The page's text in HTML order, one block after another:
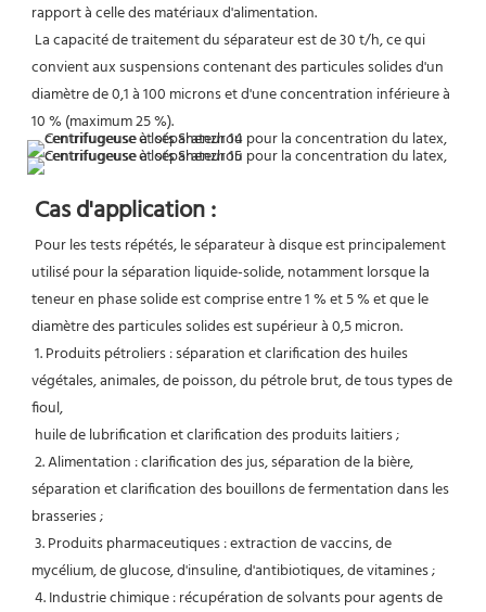
rapport à celle des matériaux d'alimentation.
convient aux suspensions contenant des particules solides d'un
diamètre de 0,1 à 100 microns et d'une concentration inférieure à
10 % (maximum 25 %).
Cas d'application :
Pour les tests répétés, le séparateur à disque est principalement
utilisé pour la séparation liquide-solide, notamment lorsque la
teneur en phase solide est comprise entre 1 % et 5 % et que le
diamètre des particules solides est supérieur à 0,5 micron.
végétales, animales, de poisson, du pétrole brut, de tous types de
fioul,
huile de lubrification et clarification des produits laitiers ;
séparation et clarification des bouillons de fermentation dans les
brasseries ;
mycélium, de glucose, d'insuline, d'antibiotiques, de vitamines ;